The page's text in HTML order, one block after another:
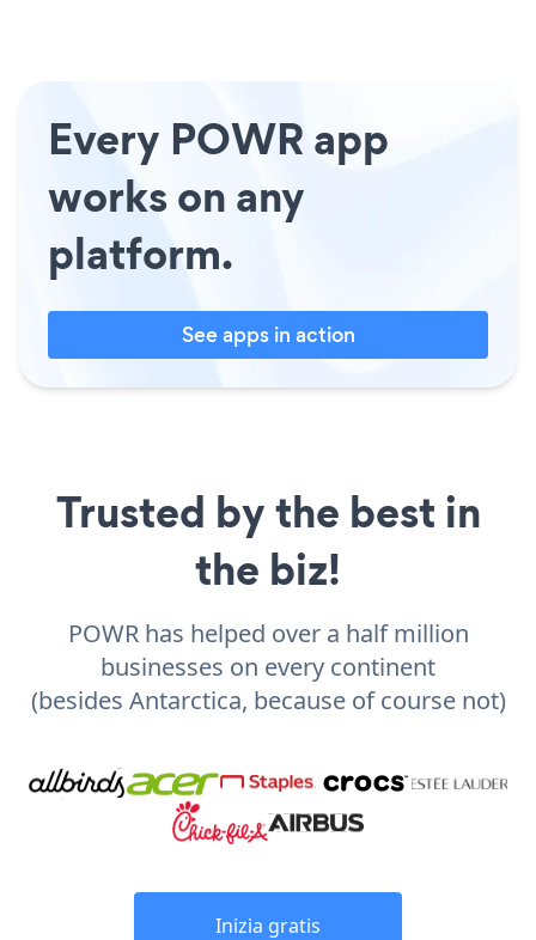
Every POWR app
works on any
platform.
See apps in action
Trusted by the best in
the biz!
POWR has helped over a half million
businesses on every continent
(besides Antarctica, because of course not)
Inizia gratis